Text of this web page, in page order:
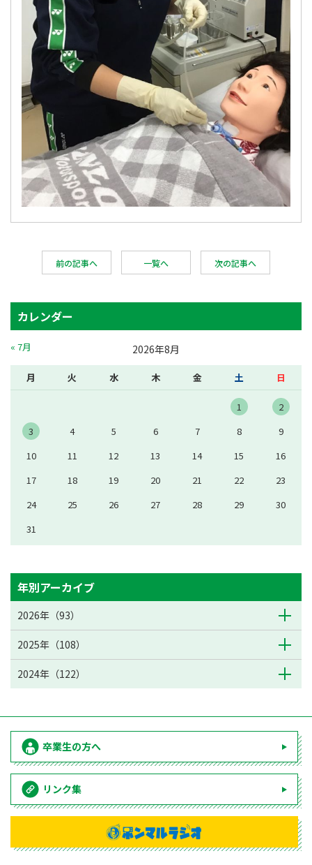
前の記事へ 一覧へ 次の記事へ
カレンダー
2026年8月
月 火 水 木 金 土 日
1
2
3
4 5 6 7 8
9
10
11 12 13 14 15
16
17
18 19 20 21 22
23
24
25 26 27 28 29
30
31
« 7月
年別アーカイブ
2026年（93）
2025年（108）
2024年（122）
卒業生の方へ
リンク集